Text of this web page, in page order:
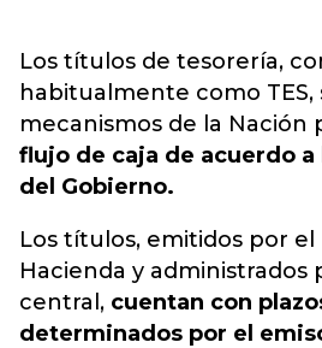
Los títulos de tesorería,
habitualmente como TES,
mecanismos de la Nación
flujo de caja de acuerdo
del Gobierno.
Los títulos, emitidos por
Hacienda y administrados
central, cuentan con
determinados por el